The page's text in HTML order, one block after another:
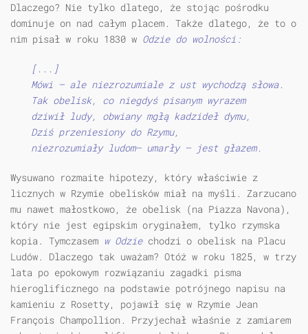
Dlaczego? Nie tylko dlatego, że stojąc pośrodku
dominuje on nad całym placem. Także dlatego, że to o
nim pisał w roku 1830 w Odzie do wolności:
[...]
Mówi — ale niezrozumiale z ust wychodzą słowa.
Tak obelisk, co niegdyś pisanym wyrazem
dziwił ludy, obwiany mgłą kadzideł dymu,
Dziś przeniesiony do Rzymu,
niezrozumiały ludom— umarły — jest głazem.
Wysuwano rozmaite hipotezy, który właściwie z
licznych w Rzymie obelisków miał na myśli. Zarzucano
mu nawet małostkowo, że obelisk (na Piazza Navona),
który nie jest egipskim oryginałem, tylko rzymska
kopia. Tymczasem w Odzie chodzi o obelisk na Placu
Ludów. Dlaczego tak uważam? Otóż w roku 1825, w trzy
lata po epokowym rozwiązaniu zagadki pisma
hieroglificznego na podstawie potrójnego napisu na
kamieniu z Rosetty, pojawił się w Rzymie Jean
François Champollion. Przyjechał właśnie z zamiarem